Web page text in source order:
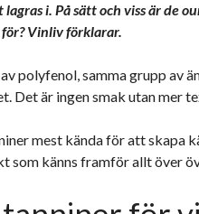
lagras i. På sätt och viss är de
Vinliv förklarar.
polyfenol, samma grupp av
Det är ingen smak utan mer
mest kända för att skapa
som känns framför allt över